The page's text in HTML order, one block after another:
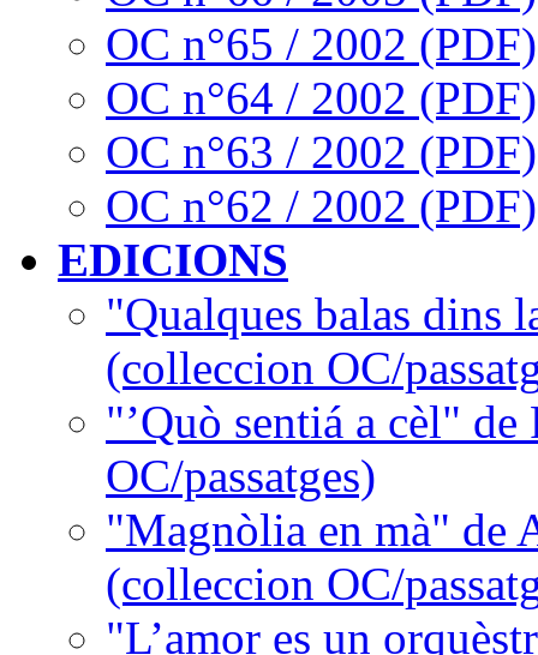
OC n°65 / 2002 (PDF)
OC n°64 / 2002 (PDF)
OC n°63 / 2002 (PDF)
OC n°62 / 2002 (PDF)
EDICIONS
"Qualques balas dins
(colleccion OC/
"’Quò sentiá a cèl"
OC/passatges)
"Magnòlia en mà" de
(colleccion OC/
"L’amor es un